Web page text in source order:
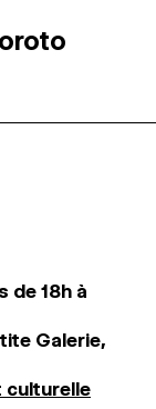
de 18h à
Galerie,
culturelle